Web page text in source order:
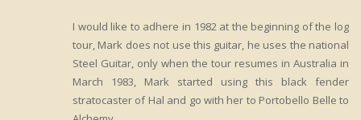
I would like to adhere in 1982 at the beginning of the log
tour, Mark does not use this guitar, he uses the national
Steel Guitar, only when the tour resumes in Australia in
March 1983, Mark started using this black fender
stratocaster of Hal and go with her to Portobello Belle to